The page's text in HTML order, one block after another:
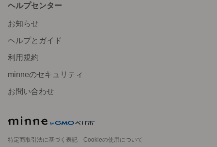
ヘルプセンター
お知らせ
ヘルプとガイド
利用規約
minneのセキュリティ
お問い合わせ
特定商取引法に基づく表記
Cookieの使用について